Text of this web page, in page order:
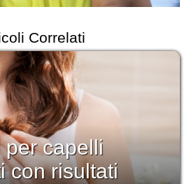
Correlati
per capelli
con risultati